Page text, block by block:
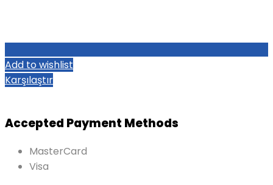
Add to wishlist
Karşılaştır
Accepted Payment Methods
MasterCard
Visa